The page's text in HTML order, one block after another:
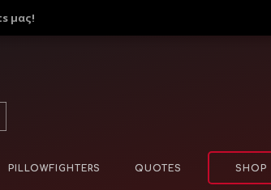
μας!
PILLOWFIGHTERS QUOTES SHOP